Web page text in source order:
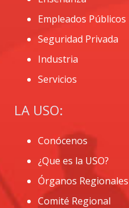
Empleados Públicos
Seguridad Privada
Industria
Servicios
LA USO:
Conócenos
¿Que es la USO?
Órganos Regionales
Comité Regional